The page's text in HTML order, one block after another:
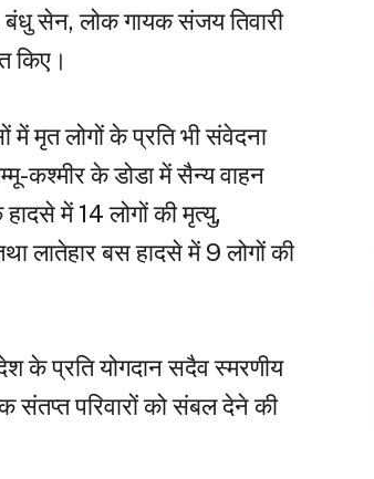
बंधु सेन, लोक गायक संजय तिवारी
किए।
में मृत लोगों के प्रति भी संवेदना
कश्मीर के डोडा में सैन्य वाहन
में 14 लोगों की मृत्यु,
लातेहार बस हादसे में 9 लोगों की
के प्रति योगदान सदैव स्मरणीय
संतप्त परिवारों को संबल देने की